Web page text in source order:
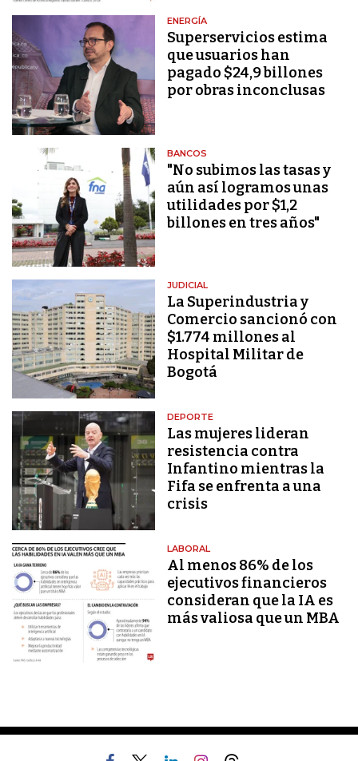
ENERGÍA
Superservicios estima
que usuarios han
pagado $24,9 billones
por obras inconclusas
BANCOS
"No subimos las tasas y
aún así logramos unas
utilidades por $1,2
billones en tres años"
JUDICIAL
La Superindustria y
Comercio sancionó con
$1.774 millones al
Hospital Militar de
Bogotá
DEPORTE
Las mujeres lideran
resistencia contra
Infantino mientras la
Fifa se enfrenta a una
crisis
LABORAL
Al menos 86% de los
ejecutivos financieros
consideran que la IA es
más valiosa que un MBA